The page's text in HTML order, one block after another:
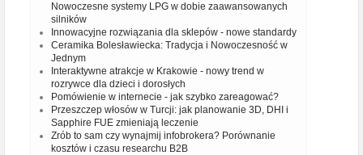
Nowoczesne systemy LPG w dobie zaawansowanych
silników
Innowacyjne rozwiązania dla sklepów - nowe standardy
Ceramika Bolesławiecka: Tradycja i Nowoczesność w
Jednym
Interaktywne atrakcje w Krakowie - nowy trend w
rozrywce dla dzieci i dorosłych
Pomówienie w internecie - jak szybko zareagować?
Przeszczep włosów w Turcji: jak planowanie 3D, DHI i
Sapphire FUE zmieniają leczenie
Zrób to sam czy wynajmij infobrokera? Porównanie
kosztów i czasu researchu B2B